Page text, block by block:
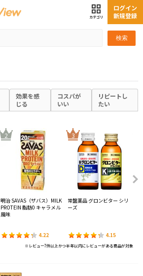
検索
ログイン
新規登録
効果を感
じる
コスパが
いい
リピートし
たい
2
明治 SAVAS（ザバス）MILK
PROTEIN 脂肪0 キャラメル
風味
4.22
3
常盤薬品 グロンビター シリ
ーズ
4.15
※レビュー7件以上かつ半年以内にレビューがある商品が対象